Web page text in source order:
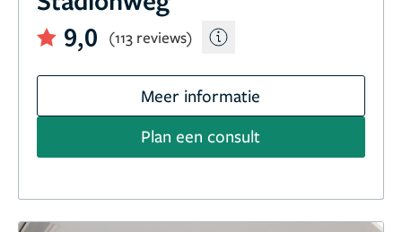
9,0
(113 reviews)
Meer informatie
Plan een consult